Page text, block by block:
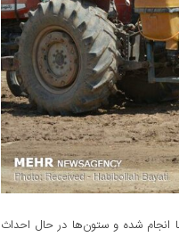
این واحدها انجام شده و ستون‌ها در حال احداث